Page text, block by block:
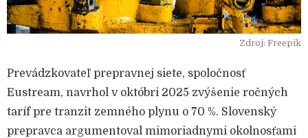
Zdroj: Freepik
Prevádzkovateľ prepravnej siete, spoločnosť
Eustream, navrhol v októbri 2025 zvýšenie ročných
taríf pre tranzit zemného plynu o 70 %. Slovenský
prepravca argumentoval mimoriadnymi okolnosťami